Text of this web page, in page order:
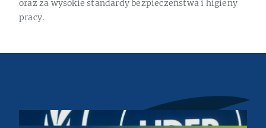
oraz za wysokie standardy bezpieczeństwa i higieny
pracy.